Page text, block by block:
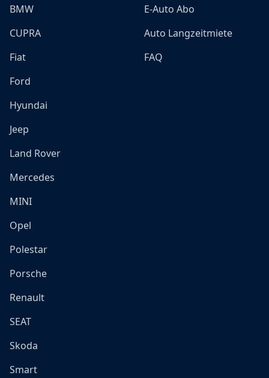
BMW
CUPRA
Fiat
Ford
Hyundai
Jeep
Land Rover
Mercedes
MINI
Opel
Polestar
Porsche
Renault
SEAT
Skoda
Smart
E-Auto Abo
Auto Langzeitmiete
FAQ